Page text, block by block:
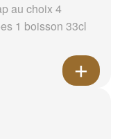
au choix 4
1 boisson 33cl